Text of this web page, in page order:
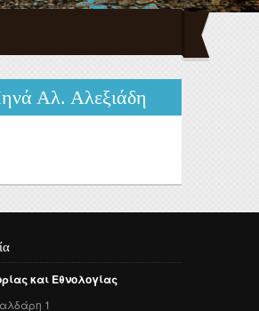
Αλ. Αλεξιάδη
και Εθνολογίας
1